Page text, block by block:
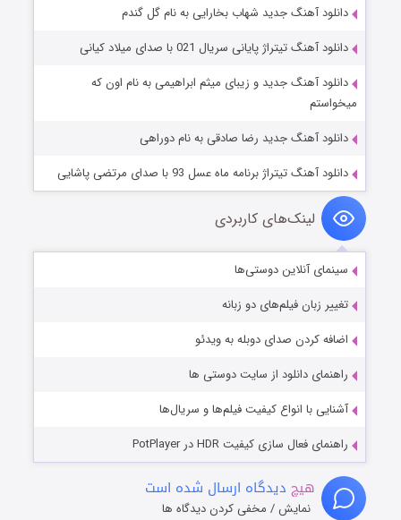
دانلود آهنگ جدید شهاب بخارایی به نام گل گندم
دانلود آهنگ تیتراژ پایانی سریال 021 با صدای میلاد کیانی
دانلود آهنگ جدید و زیبای میثم ابراهیمی به نام اون که
میخواستم
دانلود آهنگ جدید رضا صادقی به نام دوراهی
دانلود آهنگ تیتراژ برنامه ماه عسل 93 با صدای مرتضی پاشایی
لینک‌های کاربردی
سینمای آنلاین دوستی‌ها
تغییر زبان فیلم‌های دو زبانه
اضافه کردن صدای دوبله به ویدئو
راهنمای دانلود از سایت دوستی ها
آشنایی با انواع کیفیت فیلم‌ها و سریال‌ها
راهنمای فعال سازی کیفیت HDR در PotPlayer
هیچ دیدگاه ارسال شده است
نمایش / مخفی کردن دیدگاه ها